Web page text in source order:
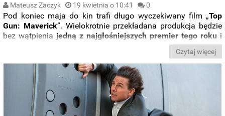
Mateusz Zaczyk 19 kwietnia o 10:41 0
Pod koniec maja do kin trafi długo wyczekiwany film „Top
Gun: Maverick”. Wielokrotnie przekładana produkcja będzie
bez wątpienia jedną z najgłośniejszych premier tego roku i
najbardziej widowiskowego
oraz reszta obsady
przygotowywała się do rólwojskowych pilotów?Kulisy ich
szkolenia odsłania
nowy materiał wideo
Czytaj więcej